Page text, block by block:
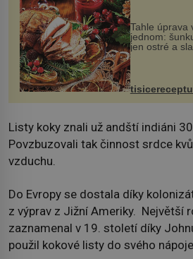
Tahle úprava
jednom:
jen ostré a
nakrmíte
krků.
vcelku 3
Listy koky znali už andští indiáni
Povzbuzovali tak činnost srdce
vzduchu.
Do Evropy se dostala díky
z výprav z Jižní Ameriky. Největší
zaznamenal v 19. století díky
použil kokové listy do svého